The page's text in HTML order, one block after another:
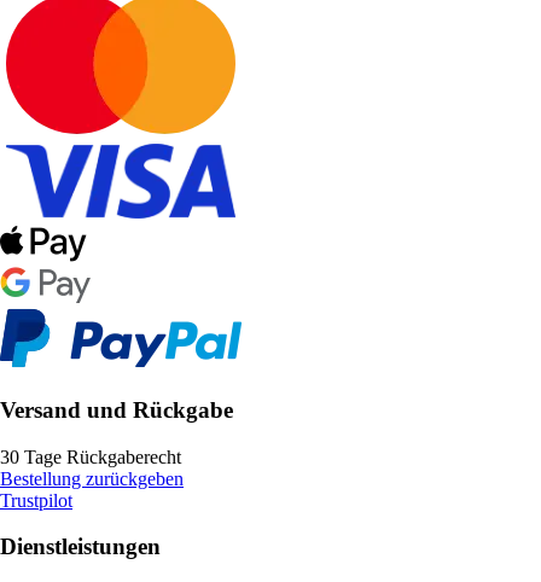
Versand und Rückgabe
30 Tage Rückgaberecht
Bestellung zurückgeben
Trustpilot
Dienstleistungen